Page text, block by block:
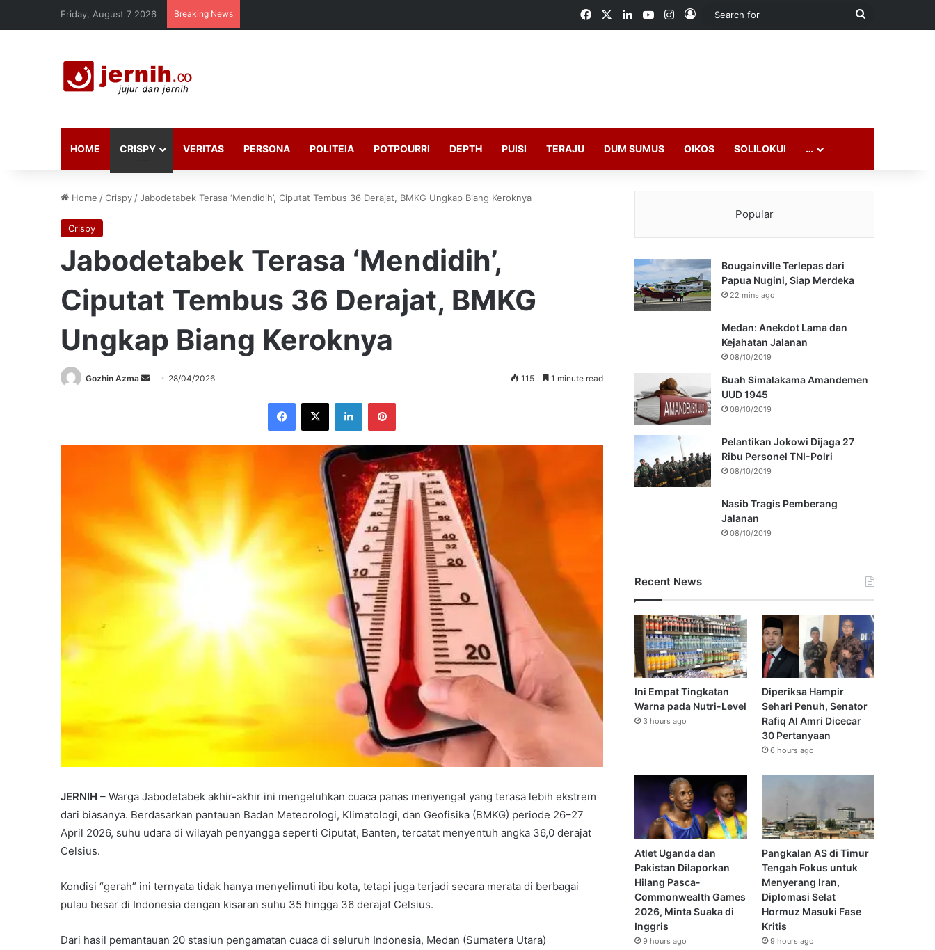
Friday, August 7 2026 Breaking News FacebookLinkedInYouTubeInstagram
Log In
Search
HOME CRISPY VERITAS PERSONA POLITEIA POTPOURRI DEPTH PUISI TERAJU DUM SUMUS OIKOS SOLILOKUI …
Home /Crispy /Jabodetabek Terasa ‘Mendidih’, Ciputat Tembus 36 Derajat, BMKG Ungkap Biang Keroknya
Crispy
Jabodetabek Terasa ‘Mendidih’,
Ciputat Tembus 36 Derajat, BMKG
Ungkap Biang Keroknya
Gozhin Azma
Send 28/04/2026 115 1 minute read
Facebook
X LinkedInPinterest
JERNIH – Warga Jabodetabek akhir-akhir ini mengeluhkan cuaca panas menyengat yang terasa lebih ekstrem
dari biasanya. Berdasarkan pantauan Badan Meteorologi, Klimatologi, dan Geofisika (BMKG) periode 26–27
April 2026, suhu udara di wilayah penyangga seperti Ciputat, Banten, tercatat menyentuh angka 36,0 derajat
Celsius.
Kondisi “gerah” ini ternyata tidak hanya menyelimuti ibu kota, tetapi juga terjadi secara merata di berbagai
pulau besar di Indonesia dengan kisaran suhu 35 hingga 36 derajat Celsius.
Dari hasil pemantauan 20 stasiun pengamatan cuaca di seluruh Indonesia, Medan (Sumatera Utara)
Popular
Bougainville Terlepas dari
Papua Nugini, Siap Merdeka
22 mins ago
Medan: Anekdot Lama dan
Kejahatan Jalanan
08/10/2019
Buah Simalakama Amandemen
UUD 1945
08/10/2019
Pelantikan Jokowi Dijaga 27
Ribu Personel TNI-Polri
08/10/2019
Nasib Tragis Pemberang
Jalanan
08/10/2019
Recent News
Ini Empat Tingkatan
Warna pada Nutri-Level
3 hours ago
Diperiksa Hampir
Sehari Penuh, Senator
Rafiq Al Amri Dicecar
30 Pertanyaan
6 hours ago
Atlet Uganda dan
Pakistan Dilaporkan
Hilang Pasca-
Commonwealth Games
2026, Minta Suaka di
Inggris
9 hours ago
Pangkalan AS di Timur
Tengah Fokus untuk
Menyerang Iran,
Diplomasi Selat
Hormuz Masuki Fase
Kritis
9 hours ago